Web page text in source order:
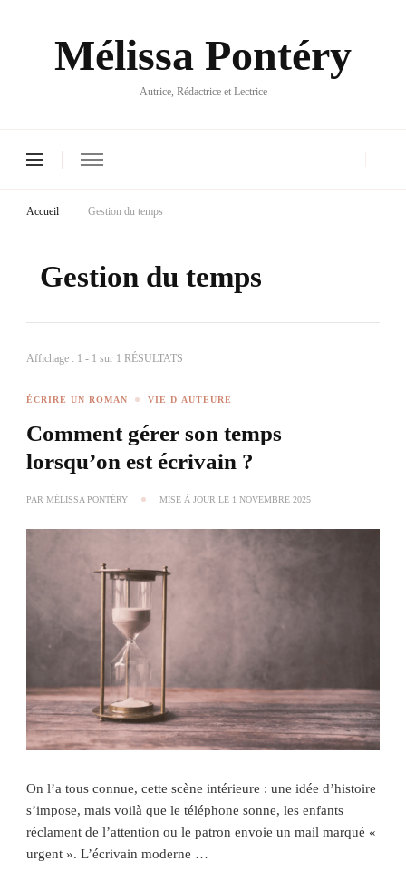
Mélissa Pontéry
Autrice, Rédactrice et Lectrice
Accueil Gestion du temps
Gestion du temps
Affichage : 1 - 1 sur 1 RÉSULTATS
ÉCRIRE UN ROMAN VIE D'AUTEURE
Comment gérer son temps
lorsqu’on est écrivain ?
PAR MÉLISSA PONTÉRY MISE À JOUR LE 1 NOVEMBRE 2025
On l’a tous connue, cette scène intérieure : une idée d’histoire
s’impose, mais voilà que le téléphone sonne, les enfants
réclament de l’attention ou le patron envoie un mail marqué «
urgent ». L’écrivain moderne …